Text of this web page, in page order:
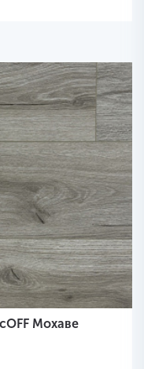
Мохаве